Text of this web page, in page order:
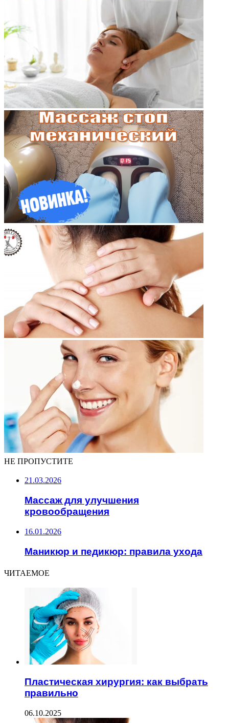
НЕ ПРОПУСТИТЕ
21.03.2026
Массаж для улучшения
кровообращения
16.01.2026
Маникюр и педикюр: правила ухода
ЧИТАЕМОЕ
Пластическая хирургия: как выбрать
правильно
06.10.2025